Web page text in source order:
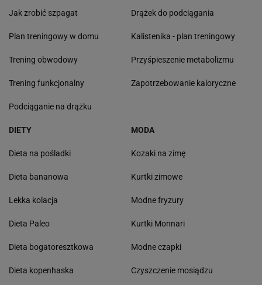
Jak zrobić szpagat
Plan treningowy w domu
Trening obwodowy
Trening funkcjonalny
Podciąganie na drążku
Drążek do podciągania
Kalistenika - plan treningowy
Przyśpieszenie metabolizmu
Zapotrzebowanie kaloryczne
DIETY
Dieta na pośladki
Dieta bananowa
Lekka kolacja
Dieta Paleo
Dieta bogatoresztkowa
Dieta kopenhaska
MODA
Kozaki na zimę
Kurtki zimowe
Modne fryzury
Kurtki Monnari
Modne czapki
Czyszczenie mosiądzu